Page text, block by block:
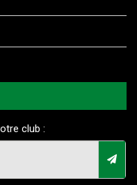
club :